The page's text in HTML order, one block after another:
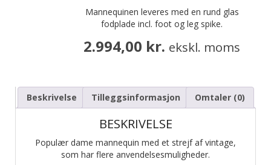
Mannequinen leveres med en rund glas
fodplade incl. foot og leg spike.
2.994,00 kr. ekskl. moms
Beskrivelse Tilleggsinformasjon Omtaler (0)
BESKRIVELSE
Populær dame mannequin med et strejf af vintage,
som har flere anvendelsesmuligheder.